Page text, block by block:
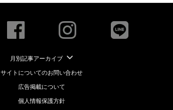
月別記事アーカイブ
サイトについてのお問い合わせ
広告掲載について
個人情報保護方針